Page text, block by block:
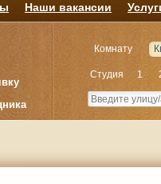
Наши вакансии
Комнату
Студия 1